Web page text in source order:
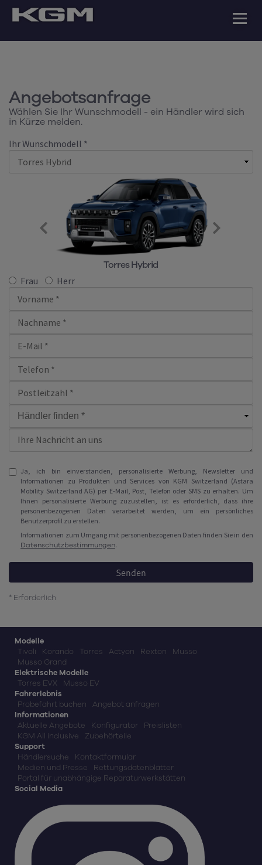
Angebotsanfrage
Wählen Sie Ihr Wunschmodell - ein Händler wird sich
in Kürze melden.
Ihr Wunschmodell *
Torres Hybrid
Frau Herr
Ja, ich bin einverstanden, personalisierte Werbung, Newsletter und
Informationen zu Produkten und Services von KGM Switzerland (Astara
Mobility Switzerland AG) per E-Mail, Post, Telefon oder SMS zu erhalten. Um
Ihnen personalisierte Werbung zuzustellen, ist es erforderlich, dass ihre
personenbezogenen Daten verarbeitet werden, um ein persönliches
Benutzerprofil zu erstellen.
Informationen zum Umgang mit personenbezogenen Daten finden Sie in den
Datenschutzbestimmungen.
Senden
* Erforderlich
Modelle
Tivoli
Korando Torres Actyon Rexton
Musso
Musso Grand
Elektrische Modelle
Torres EVX
Musso EV
Fahrerlebnis
Probefahrt buchen
Angebot anfragen
Informationen
Aktuelle Angebote
Konfigurator
Preislisten
KGM All inclusive
Zubehörteile
Support
Händlersuche
Kontaktformular
Medien und Presse
Rettungsdatenblätter
Portal für unabhängige Reparaturwerkstätten
Social Media